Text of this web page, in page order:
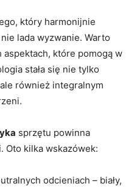
który harmonijnie
lada wyzwanie.⁢ Warto
które pomogą w
‍stała ​się nie ⁤tylko
również integralnym
sprzętu powinna
Oto kilka wskazówek:
odcieniach‌ – biały,